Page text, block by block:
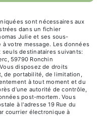
sont nécessaires aux
dans un fichier
Julie et ses sous-
votre message. Les données
destinataires suivants:
59790 Ronchin
disposez de droits
de portabilité, de limitation,
à tout moment et du
d’une autorité de contrôle,
post-mortem. Vous
à l'adresse 19 Rue du
courrier électronique à